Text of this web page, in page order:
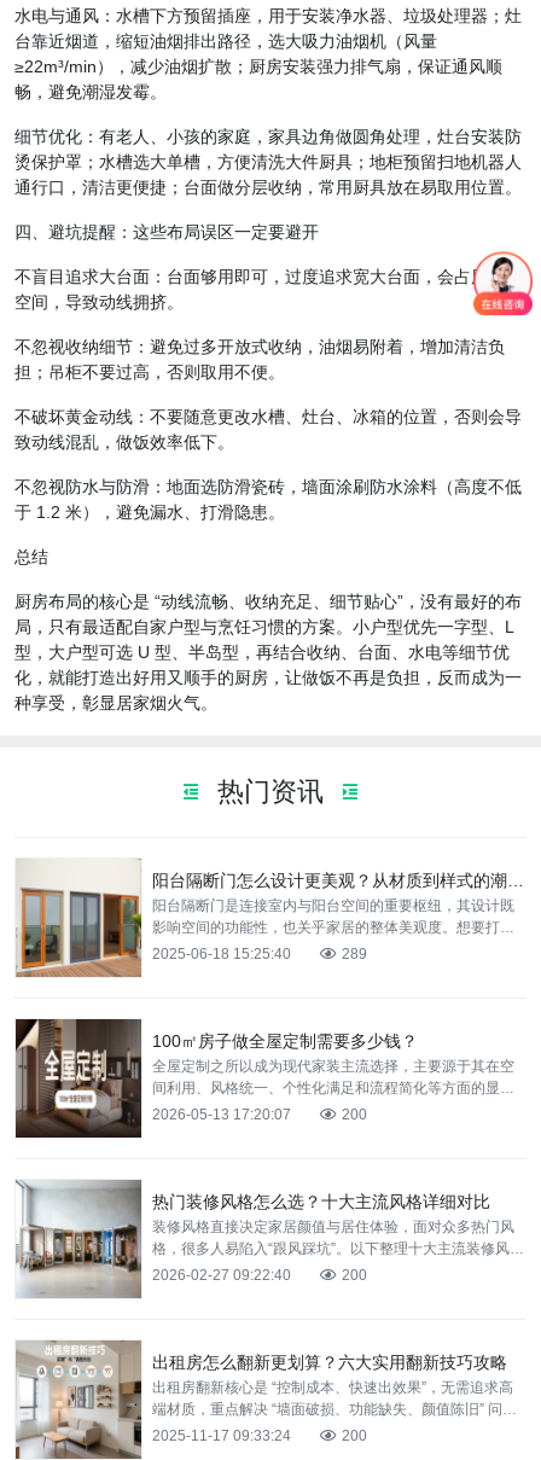
水电与通风：水槽下方预留插座，用于安装净水器、垃圾处理器；灶
台靠近烟道，缩短油烟排出路径，选大吸力油烟机（风量
≥22m³/min），减少油烟扩散；厨房安装强力排气扇，保证通风顺
畅，避免潮湿发霉。
细节优化：有老人、小孩的家庭，家具边角做圆角处理，灶台安装防
烫保护罩；水槽选大单槽，方便清洗大件厨具；地柜预留扫地机器人
通行口，清洁更便捷；台面做分层收纳，常用厨具放在易取用位置。
四、避坑提醒：这些布局误区一定要避开
不盲目追求大台面：台面够用即可，过度追求宽大台面，会占用通行
空间，导致动线拥挤。
不忽视收纳细节：避免过多开放式收纳，油烟易附着，增加清洁负
担；吊柜不要过高，否则取用不便。
不破坏黄金动线：不要随意更改水槽、灶台、冰箱的位置，否则会导
致动线混乱，做饭效率低下。
不忽视防水与防滑：地面选防滑瓷砖，墙面涂刷防水涂料（高度不低
于 1.2 米），避免漏水、打滑隐患。
总结
厨房布局的核心是 “动线流畅、收纳充足、细节贴心”，没有最好的布
局，只有最适配自家户型与烹饪习惯的方案。小户型优先一字型、L
型，大户型可选 U 型、半岛型，再结合收纳、台面、水电等细节优
化，就能打造出好用又顺手的厨房，让做饭不再是负担，反而成为一
种享受，彰显居家烟火气。
热门资讯
阳台隔断门怎么设计更美观？从材质到样式的潮流装修方案分享
阳台隔断门是连接室内与阳台空间的重要枢纽，其设计既
影响空间的功能性，也关乎家居的整体美观度。想要打造
一扇兼具实用与美观的阳台隔断门，从材质选择到样式设
2025-06-18 15:25:40 289
100㎡房子做全屋定制需要多少钱？
全屋定制之所以成为现代家装主流选择，主要源于其在‌空
间利用、风格统一、个性化满足和流程简化‌等方面的显著
优势。那2026年100㎡的房子做全屋定制需要多少钱呢？
2026-05-13 17:20:07 200
热门装修风格怎么选？十大主流风格详细对比
装修风格直接决定家居颜值与居住体验，面对众多热门风
格，很多人易陷入“跟风踩坑”。以下整理十大主流装修风
格，用序号清晰对比各风格核心特点、适配户型与装修重
2026-02-27 09:22:40 200
出租房怎么翻新更划算？六大实用翻新技巧攻略
出租房翻新核心是 “控制成本、快速出效果”，无需追求高
端材质，重点解决 “墙面破损、功能缺失、颜值陈旧” 问
题。下面分享六大实用技巧，100㎡房屋翻新预算可控制
2025-11-17 09:33:24 200